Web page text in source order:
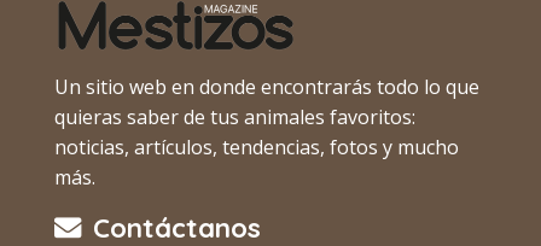
Un sitio web en donde encontrarás todo lo que
quieras saber de tus animales favoritos:
noticias, artículos, tendencias, fotos y mucho
más.
Contáctanos